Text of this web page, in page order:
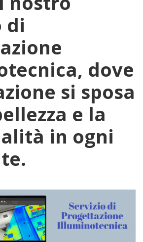
di
dove
si sposa
e la
in ogni